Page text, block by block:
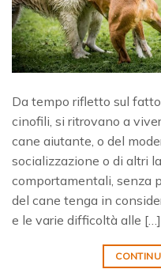
Da tempo rifletto sul
cinofili, si ritrovano a
cane aiutante, o del
socializzazione o di altri
comportamentali, senza
del cane tenga in
e le varie difficoltà alle […]